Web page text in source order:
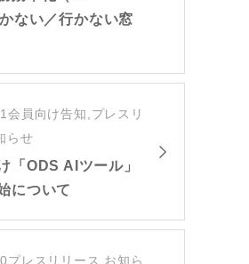
ない／行かない窓
会員向け告知,プレスリ
らせ
「ODS AIツール」
について
プレスリリース,お知ら